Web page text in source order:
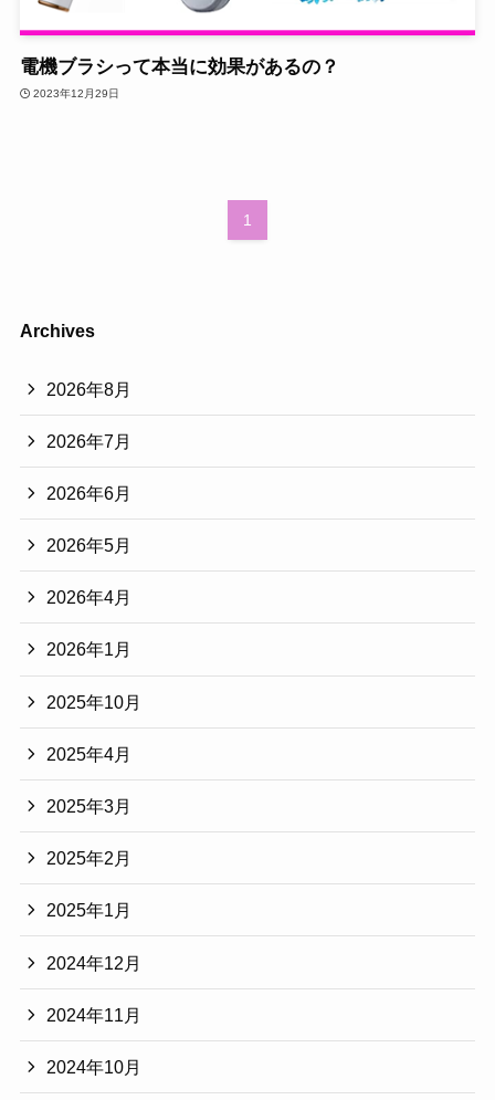
電機ブラシって本当に効果があるの？
2023年12月29日
1
Archives
2026年8月
2026年7月
2026年6月
2026年5月
2026年4月
2026年1月
2025年10月
2025年4月
2025年3月
2025年2月
2025年1月
2024年12月
2024年11月
2024年10月